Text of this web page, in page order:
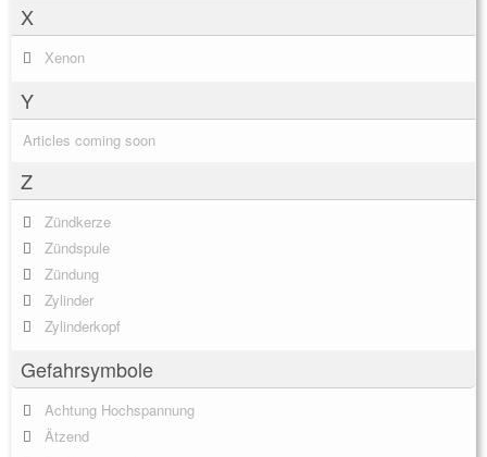
X
Xenon
Y
Articles coming soon
Z
Zündkerze
Zündspule
Zündung
Zylinder
Zylinderkopf
Gefahrsymbole
Achtung Hochspannung
Ätzend